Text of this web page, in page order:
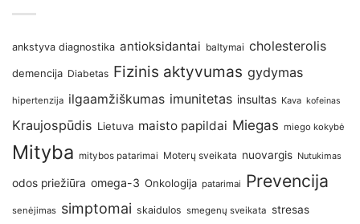
ankstyva diagnostika antioksidantai baltymai cholesterolis
demencija Diabetas Fizinis aktyvumas gydymas
hipertenzija ilgaamžiškumas imunitetas insultas Kava kofeinas
Kraujospūdis Lietuva maisto papildai Miegas miego kokybė
Mityba mitybos patarimai Moterų sveikata nuovargis Nutukimas
odos priežiūra omega-3 Onkologija patarimai Prevencija
senėjimas simptomai skaidulos smegenų sveikata stresas